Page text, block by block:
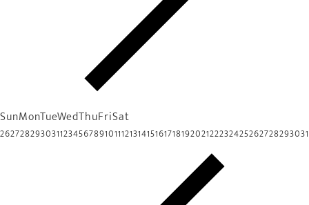
SunMonTueWedThuFriSat
26272829303112345678910111213141516171819202122232425262728293031